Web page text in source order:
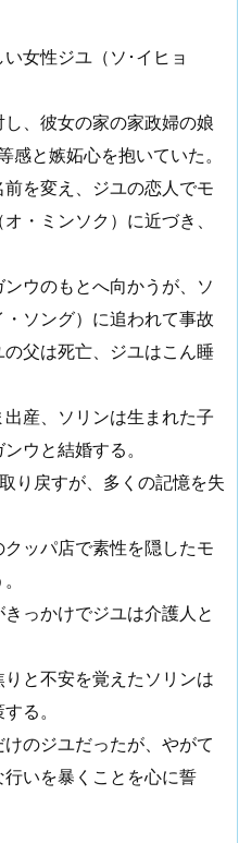
女性ジユ（ソ･イヒョ
、彼女の家の家政婦の娘
感と嫉妬心を抱いていた。
を変え、ジユの恋人でモ
・ミンソク）に近づき、
ウのもとへ向かうが、ソ
ソング）に追われて事故
父は死亡、ジユはこん睡
産、ソリンは生まれた子
ウと結婚する。
り戻すが、多くの記憶を失
ッパ店で素性を隠したモ
っかけでジユは介護人と
と不安を覚えたソリンは
る。
のジユだったが、やがて
いを暴くことを心に誓